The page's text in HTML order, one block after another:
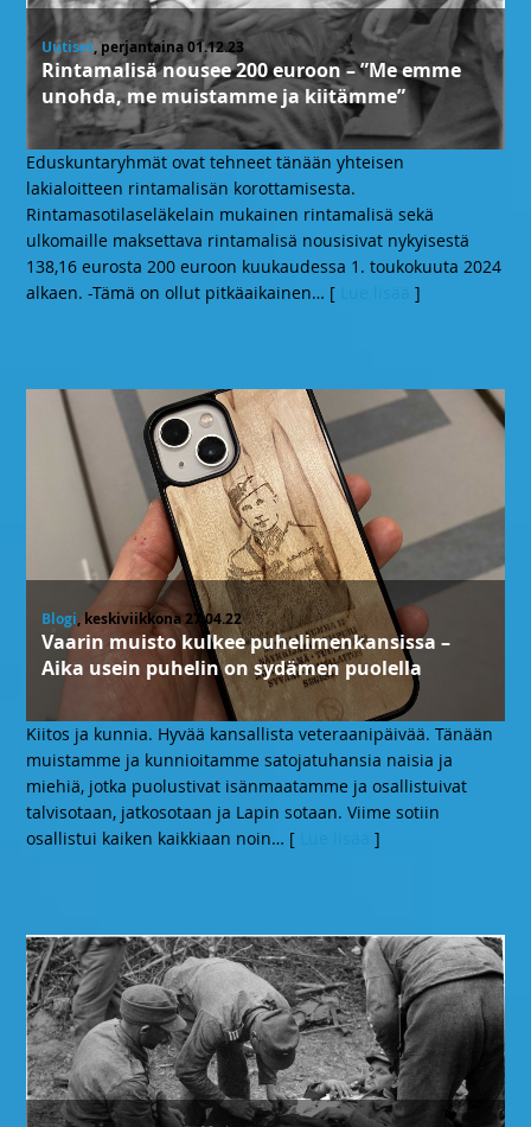
Uutiset, perjantaina 01.12.23
Rintamalisä nousee 200 euroon – ”Me emme
unohda, me muistamme ja kiitämme”
Eduskuntaryhmät ovat tehneet tänään yhteisen
lakialoitteen rintamalisän korottamisesta.
Rintamasotilaseläkelain mukainen rintamalisä sekä
ulkomaille maksettava rintamalisä nousisivat nykyisestä
138,16 eurosta 200 euroon kuukaudessa 1. toukokuuta 2024
alkaen. -Tämä on ollut pitkäaikainen… [ ]
Blogi, keskiviikkona 27.04.22
Vaarin muisto kulkee puhelimenkansissa –
Aika usein puhelin on sydämen puolella
Kiitos ja kunnia. Hyvää kansallista veteraanipäivää. Tänään
muistamme ja kunnioitamme satojatuhansia naisia ja
miehiä, jotka puolustivat isänmaatamme ja osallistuivat
talvisotaan, jatkosotaan ja Lapin sotaan. Viime sotiin
osallistui kaiken kaikkiaan noin… [ ]